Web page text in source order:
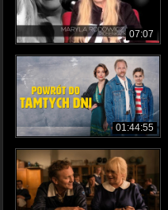
07:07
01:44:55